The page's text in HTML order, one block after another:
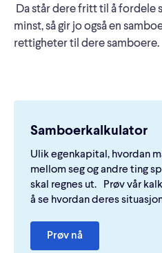
Da står dere fritt til å fordele
minst, så gir jo også en
rettigheter til dere samboere.
Samboerkalkulator
Ulik egenkapital, hvordan
mellom seg og andre ting
skal regnes ut. Prøv vår
å se hvordan deres
Prøv nå